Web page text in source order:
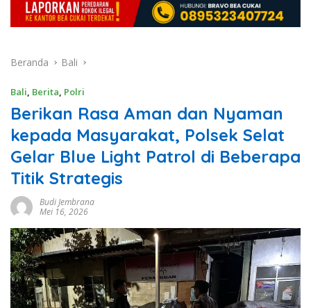
Beranda Bali
Bali, Berita, Polri
Berikan Rasa Aman dan Nyaman
kepada Masyarakat, Polsek Selat
Gelar Blue Light Patrol di Beberapa
Titik Strategis
Budi Jembrana
Mei 16, 2026